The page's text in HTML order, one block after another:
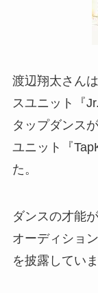
渡辺翔太さん
スユニット『
タップダンス
ユニット『
た。
ダンスの才能
オーディショ
を披露していま